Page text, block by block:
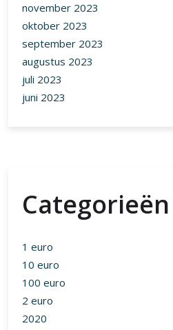
november 2023
oktober 2023
september 2023
augustus 2023
juli 2023
juni 2023
Categorieën
1 euro
10 euro
100 euro
2 euro
2020